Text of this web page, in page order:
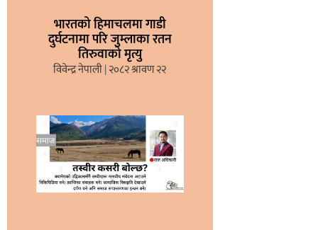
भारतको हिमाचलमा गाडी
दुर्घटनामा परि जुम्लाका रतन
तिरुवाको मृत्यु
विवेन्द्र नेपाली २०८२ श्रावण २२